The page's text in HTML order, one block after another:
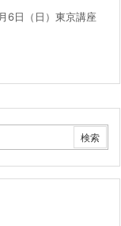
6日（日）東京講座